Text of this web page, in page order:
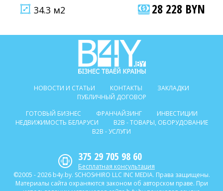
34.3 м2
28 228 BYN
НОВОСТИ И СТАТЬИ КОНТАКТЫ
ЗАКЛАДКИ
ПУБЛИЧНЫЙ ДОГОВОР
ГОТОВЫЙ БИЗНЕС
ФРАНЧАЙЗИНГ
ИНВЕСТИЦИИ
НЕДВИЖИМОСТЬ БЕЛАРУСИ
B2B - ТОВАРЫ, ОБОРУДОВАНИЕ
B2B - УСЛУГИ
375 29 705 98 60
Бесплатная консультация
©2005 - 2026 b4y.by. SCHOSᶳHIRO LLC INC MEDIA. Права защищены.
Материалы сайта охраняются законом об авторском праве. При